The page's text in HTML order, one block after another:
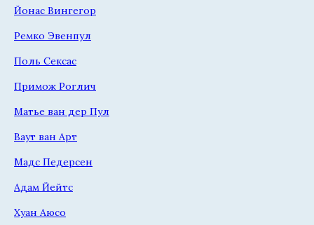
Йонас Вингегор
Ремко Эвенпул
Поль Сексас
Примож Роглич
Матье ван дер Пул
Ваут ван Арт
Мадс Педерсен
Адам Йейтс
Хуан Аюсо